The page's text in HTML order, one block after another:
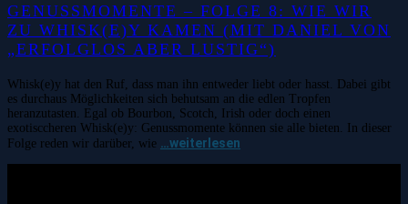
GENUSSMOMENTE – FOLGE 8: WIE WIR
ZU WHISK(E)Y KAMEN (MIT DANIEL VON
„ERFOLGLOS ABER LUSTIG“)
Whisk(e)y hat den Ruf, dass man ihn entweder liebt oder hasst. Dabei gibt
es durchaus Möglichkeiten sich behutsam an die edlen Tropfen
heranzutasten. Egal ob Bourbon, Scotch, Irish oder doch einen
exotisccheren Whisk(e)y: Genussmomente können sie alle bieten. In dieser
Folge reden wir darüber, wie …weiterlesen